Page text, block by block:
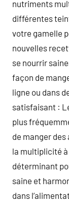
nutriments
différentes
votre gamelle
nouvelles
se nourrir
façon de
ligne ou dans
satisfaisant :
plus
de manger
la multiplicité
déterminant
saine et
dans